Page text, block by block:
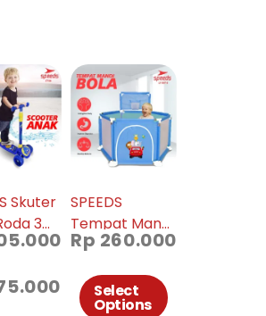
Skuter
3
Anak
SPEEDS
Tempat Mandi
Bola Anak
LX067-6
Rp 260.000
Select
Options